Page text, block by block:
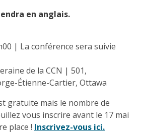
en anglais.
| La conférence sera suivie
de la CCN | 501,
Étienne-Cartier, Ottawa
gratuite mais le nombre de
vous inscrire avant le 17 mai
place ! Inscrivez-vous ici.